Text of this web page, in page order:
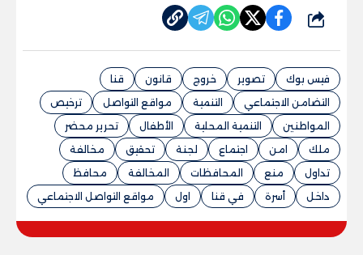
شارك
فيس بوك تصوير خروج قانون
قنا
التضامن الاجتماعي
التنمية مواقع التواصل
ترخيص
المواطنين
التنمية المحلية الأطفال
تحرير محضر
ملك
امن اجتماع لجنة تحقيق
مخالفة
تداول
منع المحافظات المخالفة
محافظ
داخل
أسرة في قنا اول مواقع التواصل الاجتماعي